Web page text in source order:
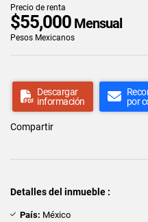
Precio de renta
$55,000 Mensual
Pesos Mexicanos
Descargar
información
por
Compartir
Detalles del inmueble :
País: México